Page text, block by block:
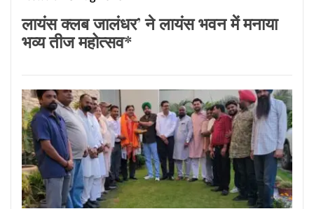
Posted On:8 Aug 2026
लायंस क्लब जालंधर’ ने लायंस भवन में मनाया
भव्य तीज महोत्सव*